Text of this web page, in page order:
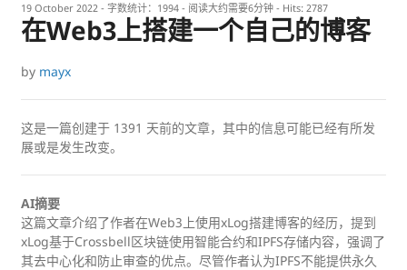
19 October 2022 - 字数统计：1994 - 阅读大约需要6分钟 - Hits: 2787
在Web3上搭建一个自己的博客
by mayx
这是一篇创建于 1391 天前的文章，其中的信息可能已经有所发
展或是发生改变。
AI摘要
这篇文章介绍了作者在Web3上使用xLog搭建博客的经历，提到
xLog基于Crossbell区块链使用智能合约和IPFS存储内容，强调了
其去中心化和防止审查的优点。尽管作者认为IPFS不能提供永久